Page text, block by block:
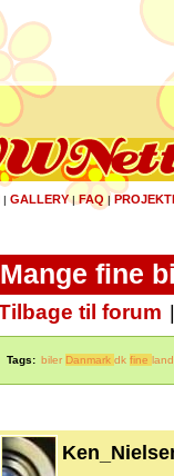
| GALLERY|FAQ |
Mange fine
til forum
Tags: biler Danmark dk fine